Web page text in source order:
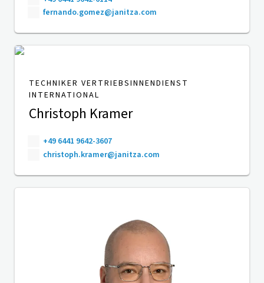
fernando.gomez@janitza.com
TECHNIKER VERTRIEBSINNENDIENST
INTERNATIONAL
Christoph Kramer
+49 6441 9642-3607
christoph.kramer@janitza.com